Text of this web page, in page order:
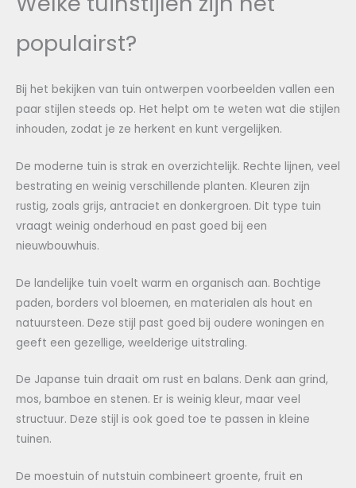
populairst?
Bij het bekijken van tuin ontwerpen voorbeelden vallen een
paar stijlen steeds op. Het helpt om te weten wat die stijlen
inhouden, zodat je ze herkent en kunt vergelijken.
De moderne tuin is strak en overzichtelijk. Rechte lijnen, veel
bestrating en weinig verschillende planten. Kleuren zijn
rustig, zoals grijs, antraciet en donkergroen. Dit type tuin
vraagt weinig onderhoud en past goed bij een
nieuwbouwhuis.
De landelijke tuin voelt warm en organisch aan. Bochtige
paden, borders vol bloemen, en materialen als hout en
natuursteen. Deze stijl past goed bij oudere woningen en
geeft een gezellige, weelderige uitstraling.
De Japanse tuin draait om rust en balans. Denk aan grind,
mos, bamboe en stenen. Er is weinig kleur, maar veel
structuur. Deze stijl is ook goed toe te passen in kleine
tuinen.
De moestuin of nutstuin combineert groente, fruit en